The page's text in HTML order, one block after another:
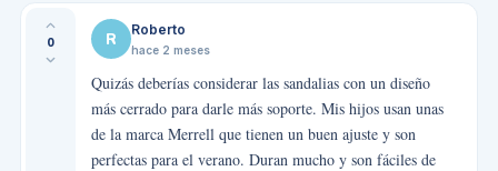
0 R Roberto
hace 2 meses
Quizás deberías considerar las sandalias con un diseño
más cerrado para darle más soporte. Mis hijos usan unas
de la marca Merrell que tienen un buen ajuste y son
perfectas para el verano. Duran mucho y son fáciles de